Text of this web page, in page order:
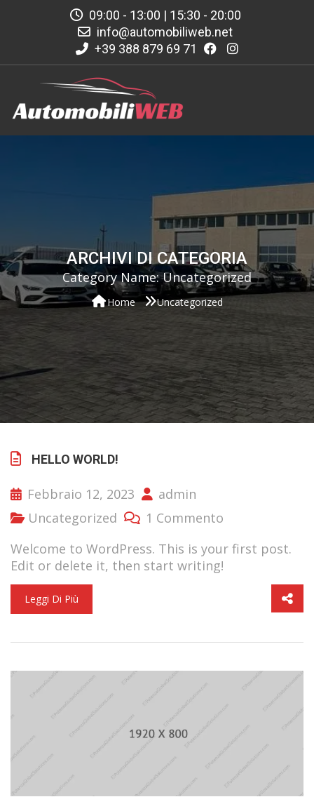
09:00 - 13:00 | 15:30 - 20:00
info@automobiliweb.net
+39 388 879 69 71
ARCHIVI DI CATEGORIA
Category Name:Uncategorized
Home Uncategorized
HELLO WORLD!
Febbraio 12, 2023
admin
Uncategorized
1 Commento
Welcome to WordPress. This is your first post.
Edit or delete it, then start writing!
Leggi Di Più